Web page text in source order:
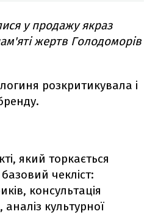
у продажу якраз
жертв Голодоморів
розкритикувала і
який торкається
чекліст:
консультація
аналіз культурної